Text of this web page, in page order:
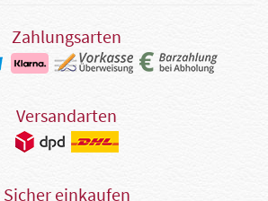
Zahlungsarten
Versandarten
Sicher einkaufen